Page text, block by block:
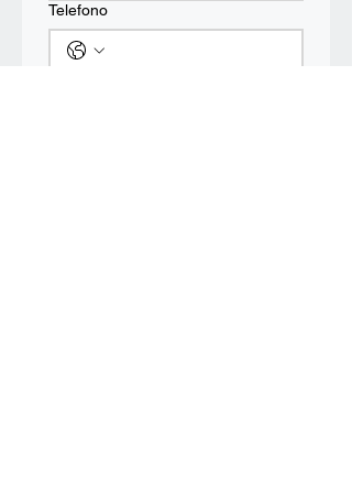
Telefono